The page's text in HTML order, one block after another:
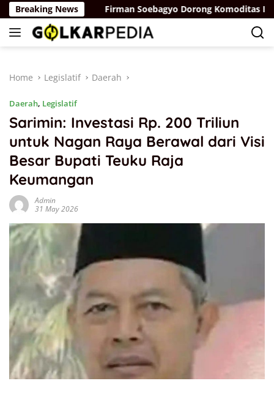
Skip
to
content
Breaking News
Putih Firman Soebagyo Dorong Komoditas Ikan
Home Legislatif Daerah
Daerah, Legislatif
Sarimin: Investasi Rp. 200 Triliun
untuk Nagan Raya Berawal dari Visi
Besar Bupati Teuku Raja
Keumangan
Admin
31 May 2026